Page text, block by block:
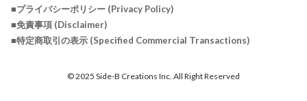
■プライバシーポリシー (Privacy Policy)
■免責事項 (Disclaimer)
■特定商取引の表示 (Specified Commercial Transactions)
© 2025 Side-B Creations Inc. All Right Reserved